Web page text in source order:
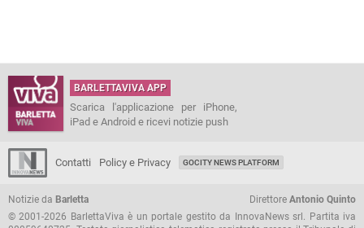
BARLETTAVIVA APP
Scarica l'applicazione per iPhone,
iPad e Android e ricevi notizie push
Contatti Policy e Privacy GOCITY NEWS PLATFORM
Notizie da Barletta Direttore Antonio Quinto
© 2001-2026 BarlettaViva è un portale gestito da InnovaNews srl. Partita iva